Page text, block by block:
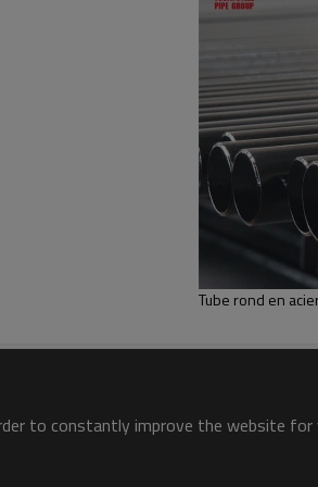
largement utilisés dans
selon vos besoins (OEM et ODM) !
plus de 100 pays. Les tuyaux
ou huilée (traitement de
Tube rond en
to constantly improve the website for